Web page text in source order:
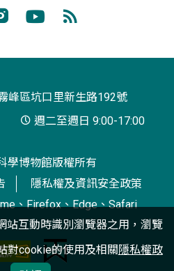
閱
峰區坑口里新生路192號
週二至週日 9:00-17:00
學博物館版權所有
隱私權及資訊安全政策
、Firefox、Edge、Safari
站互動時識別瀏覽器之用，瀏覽
對cookie的使用及相關隱私權政